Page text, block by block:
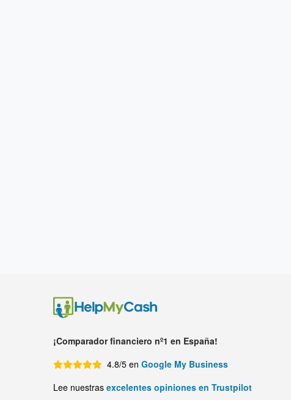
¡Comparador financiero nº1 en España!
4.8/5 en Google My Business
Lee nuestras excelentes opiniones en Trustpilot